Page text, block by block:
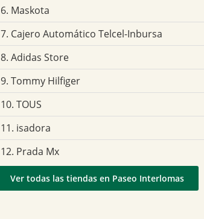
6. Maskota
7. Cajero Automático Telcel-Inbursa
8. Adidas Store
9. Tommy Hilfiger
10. TOUS
11. isadora
12. Prada Mx
Ver todas las tiendas en Paseo Interlomas